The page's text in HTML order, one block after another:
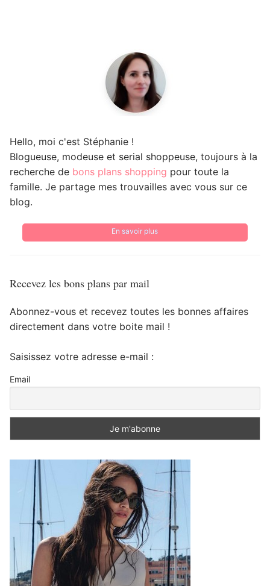
Hello, moi c'est Stéphanie !
Blogueuse, modeuse et serial shoppeuse, toujours à la
recherche de bons plans shopping pour toute la
famille. Je partage mes trouvailles avec vous sur ce
blog.
En savoir plus
Recevez les bons plans par mail
Abonnez-vous et recevez toutes les bonnes affaires
directement dans votre boite mail !
Saisissez votre adresse e-mail :
Email